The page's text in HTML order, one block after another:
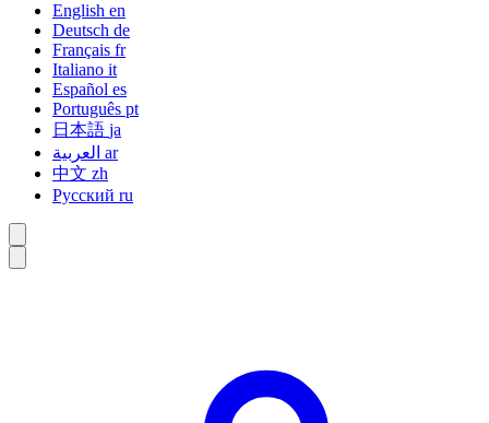
English en
Deutsch de
Français fr
Italiano it
Español es
Português pt
日本語 ja
ar
中文 zh
Русский ru